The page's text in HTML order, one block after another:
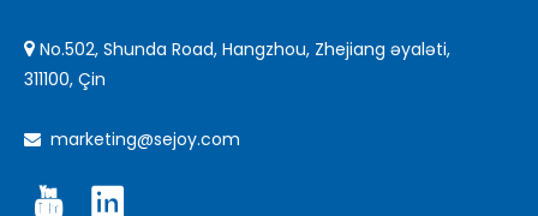
 No.502, Shunda Road, Hangzhou, Zhejiang əyaləti,
311100, Çin
 marketing@sejoy.com